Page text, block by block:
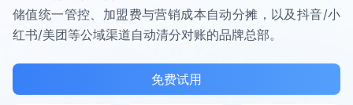
储值统一管控、加盟费与营销成本自动分摊，以及抖音/小
红书/美团等公域渠道自动清分对账的品牌总部。
免费试用